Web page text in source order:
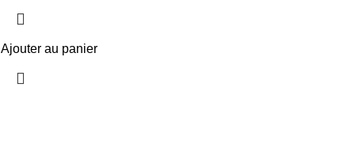
Ajouter au panier